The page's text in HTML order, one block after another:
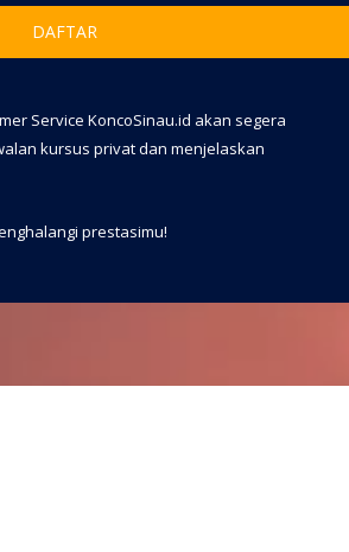
DAFTAR
Service KoncoSinau.id akan segera
kursus privat dan menjelaskan
prestasimu!